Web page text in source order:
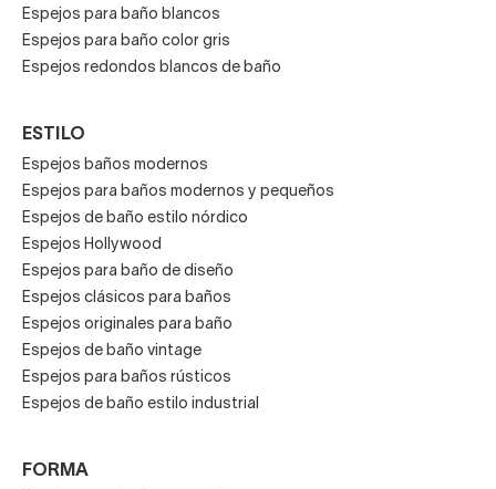
Espejos para baño blancos
Espejos para baño color gris
Espejos redondos blancos de baño
ESTILO
Espejos baños modernos
Espejos para baños modernos y pequeños
Espejos de baño estilo nórdico
Espejos Hollywood
Espejos para baño de diseño
Espejos clásicos para baños
Espejos originales para baño
Espejos de baño vintage
Espejos para baños rústicos
Espejos de baño estilo industrial
FORMA